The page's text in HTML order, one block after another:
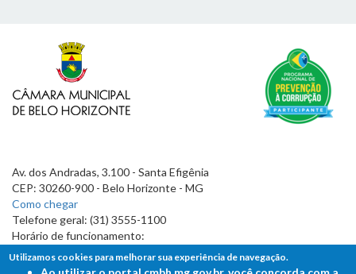
Av. dos Andradas, 3.100 - Santa Efigênia
CEP: 30260-900 - Belo Horizonte - MG
Como chegar
Telefone geral: (31) 3555-1100
Horário de funcionamento:
7h às 19h
Utilizamos cookies para melhorar sua experiência de navegação.